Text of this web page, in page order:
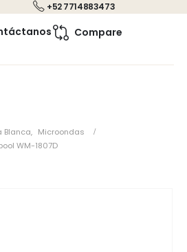
+52 7714883473
Compare
Blanca, Microondas
WM-1807D